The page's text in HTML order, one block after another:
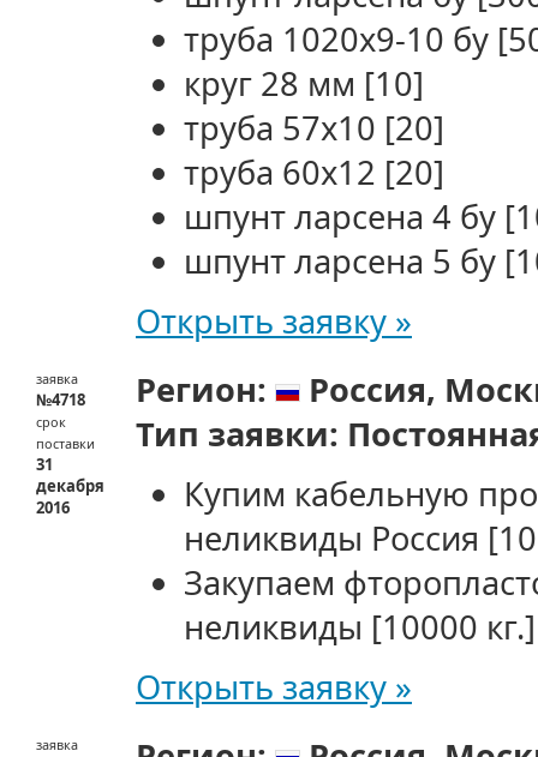
труба 1020х9-10 бу
круг 28 мм [10]
труба 57х10 [20]
труба 60х12 [20]
шпунт ларсена 4 бу
шпунт ларсена 5 бу
Открыть заявку »
заявка
№4718
срок
поставки
31
декабря
2016
Регион: Россия,
Тип заявки:
Купим кабельную
неликвиды Россия
Закупаем
неликвиды [10000 кг.]
Открыть заявку »
заявка